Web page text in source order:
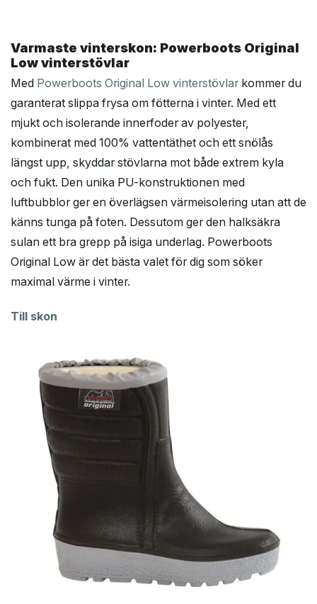
Varmaste vinterskon: Powerboots Original
Low vinterstövlar
Med Powerboots Original Low vinterstövlar kommer du
garanterat slippa frysa om fötterna i vinter. Med ett
mjukt och isolerande innerfoder av polyester,
kombinerat med 100% vattentäthet och ett snölås
längst upp, skyddar stövlarna mot både extrem kyla
och fukt. Den unika PU-konstruktionen med
luftbubblor ger en överlägsen värmeisolering utan att de
känns tunga på foten. Dessutom ger den halksäkra
sulan ett bra grepp på isiga underlag. Powerboots
Original Low är det bästa valet för dig som söker
maximal värme i vinter.
Till skon